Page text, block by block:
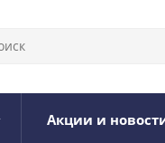
Акции и